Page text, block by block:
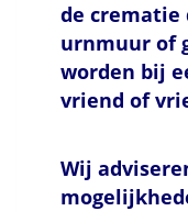
de crematie
urnmuur of
worden bij
vriend of
Wij